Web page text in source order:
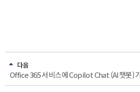
다음
Office 365 서비스에 Copilot Chat (AI챗봇)